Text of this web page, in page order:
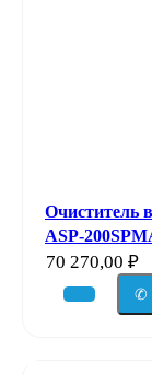
Очиститель
ASP-
70 270,00 ₽
✆